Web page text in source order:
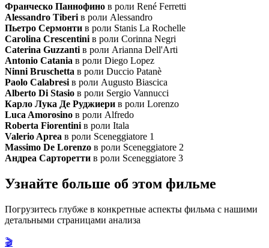
Франческо Паннофино в роли René Ferretti
Alessandro Tiberi в роли Alessandro
Пьетро Сермонти в роли Stanis La Rochelle
Carolina Crescentini в роли Corinna Negri
Caterina Guzzanti в роли Arianna Dell'Arti
Antonio Catania в роли Diego Lopez
Ninni Bruschetta в роли Duccio Patanè
Paolo Calabresi в роли Augusto Biascica
Alberto Di Stasio в роли Sergio Vannucci
Карло Лука Де Руджиери в роли Lorenzo
Luca Amorosino в роли Alfredo
Roberta Fiorentini в роли Itala
Valerio Aprea в роли Sceneggiatore 1
Massimo De Lorenzo в роли Sceneggiatore 2
Андреа Сарторетти в роли Sceneggiatore 3
Узнайте больше об этом фильме
Погрузитесь глубже в конкретные аспекты фильма с нашими
детальными страницами анализа
🎬